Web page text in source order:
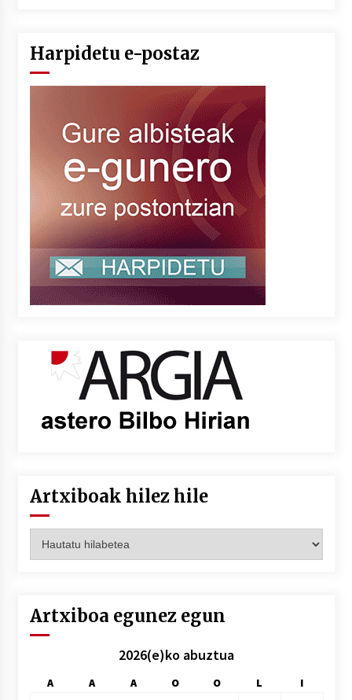
Harpidetu e-postaz
Artxiboak hilez hile
hilez
Artxiboa egunez egun
2026(e)ko abuztua
A A A O O L
I